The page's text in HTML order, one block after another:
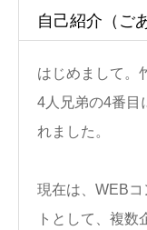
自己紹介（ご
はじめまして。
4人兄弟の4番目
れました。
現在は、WEB
トとして、複数